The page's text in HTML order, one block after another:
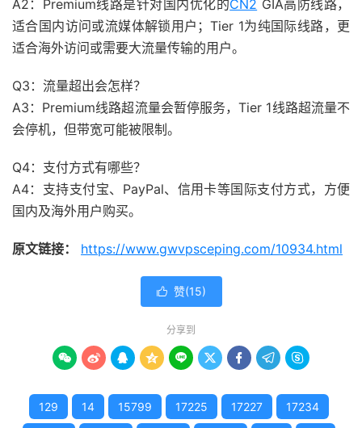
A2：Premium线路是针对国内优化的CN2 GIA高防线路，
适合国内访问或流媒体解锁用户；Tier 1为纯国际线路，更
适合海外访问或需要大流量传输的用户。
Q3：流量超出会怎样？
A3：Premium线路超流量会暂停服务，Tier 1线路超流量不
会停机，但带宽可能被限制。
Q4：支付方式有哪些？
A4：支持支付宝、PayPal、信用卡等国际支付方式，方便
国内及海外用户购买。
原文链接： https://www.gwvpsceping.com/10934.html
 赞(15)
分享到
        
129 14 15799 17225 17227 17234